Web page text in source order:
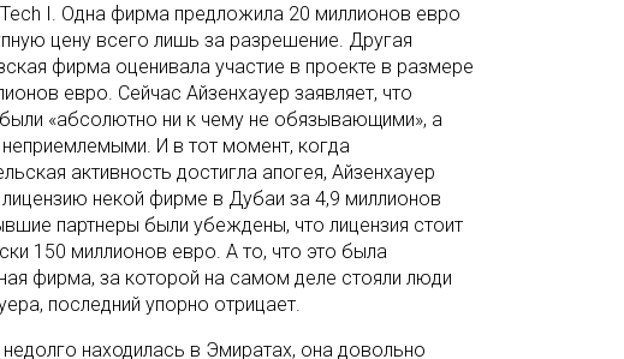
I. Одна фирма предложила 20 миллионов евро
цену всего лишь за разрешение. Другая
фирма оценивала участие в проекте в размере
евро. Сейчас Айзенхауер заявляет, что
«абсолютно ни к чему не обязывающими», а
И в тот момент, когда
активность достигла апогея, Айзенхауер
лицензию некой фирме в Дубаи за 4,9 миллионов
партнеры были убеждены, что лицензия стоит
150 миллионов евро. А то, что это была
фирма, за которой на самом деле стояли люди
последний упорно отрицает.
находилась в Эмиратах, она довольно